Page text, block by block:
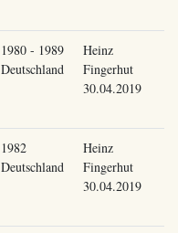
1980 - 1989
Deutschland
Heinz
Fingerhut
30.04.2019
1982
Deutschland
Heinz
Fingerhut
30.04.2019